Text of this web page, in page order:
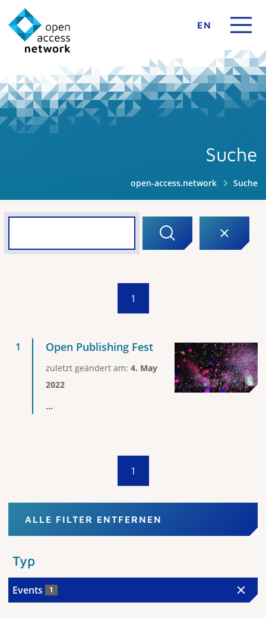
EN
Suche
open-access.network Suche
1
Open Publishing Fest
zuletzt geändert am: 4. May
2022
...
1
ALLE FILTER ENTFERNEN
Typ
Events 1